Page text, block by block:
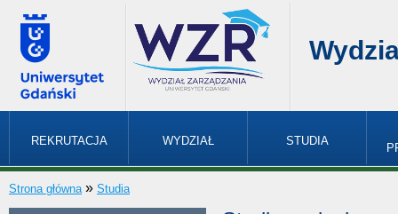
REKRUTACJA WYDZIAŁ STUDIA
Strona główna » Studia